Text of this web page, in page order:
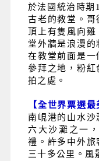
於法國統治時期
古老的教堂。哥
頂上有隻風向
堂外牆是浪漫的
在教堂前面是一
參拜之地，粉紅
拍之處。
【全世界票選
南峴港的山水
六大沙灘之一
禮。許多中外旅
三十多公里。風